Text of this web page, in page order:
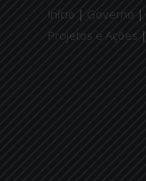
Início | Governo |
Projetos e Ações |